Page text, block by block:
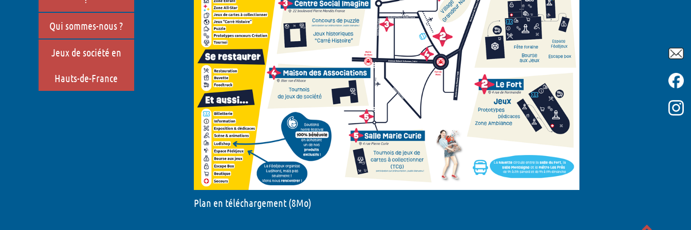
LudiNuit - 2026
Dédicaces - 2026
Grandeur Nature - 2026
Concours puzzle - 2026
Animations Enfant - 2026
Animations Chapiteau Montaigne
- 2026
Qui sommes-nous ?
Jeux de société en
Hauts-de-France
Plan en téléchargement (8Mo)